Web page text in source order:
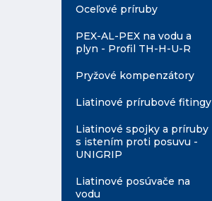
Oceľové príruby
PEX-AL-PEX na vodu a
plyn - Profil TH-H-U-R
Pryžové kompenzátory
Liatinové prírubové fitingy
Liatinové spojky a príruby
s istením proti posuvu -
UNIGRIP
Liatinové posúvače na
vodu